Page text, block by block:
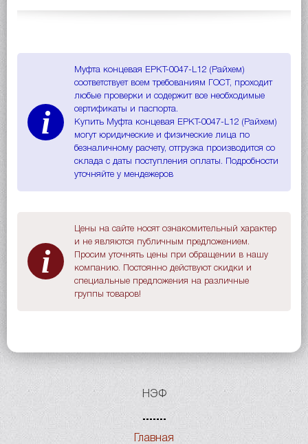
i
Муфта концевая EPKT-0047-L12 (Райхем)
соответствует всем требованиям ГОСТ, проходит
любые проверки и содержит все необходимые
сертификаты и паспорта.
Купить Муфта концевая EPKT-0047-L12 (Райхем)
могут юридические и физические лица по
безналичному расчету, отгрузка производится со
склада с даты поступления оплаты. Подробности
уточняйте у мендежеров
i
Цены на сайте носят ознакомительный характер
и не являются публичным предложением.
Просим уточнять цены при обращении в нашу
компанию. Постоянно действуют скидки и
специальные предложения на различные
группы товаров!
НЭФ
Главная